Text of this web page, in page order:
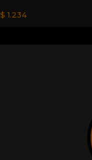
$ 1.234